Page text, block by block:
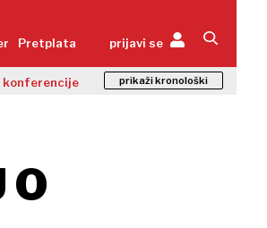
Pretplata prijavi se
konferencije prikaži kronološki
O